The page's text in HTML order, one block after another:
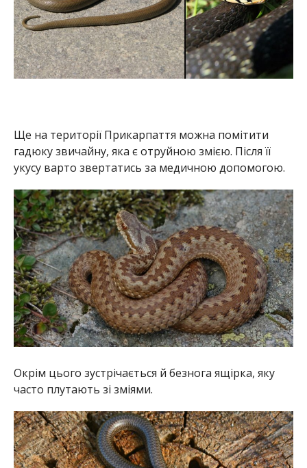
Ще на території Прикарпаття можна помітити
гадюку звичайну, яка є отруйною змією. Після її
укусу варто звертатись за медичною допомогою.
Окрім цього зустрічається й безнога ящірка, яку
часто плутають зі зміями.